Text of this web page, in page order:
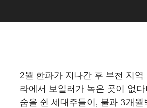
2월 한파가 지나간 후 부천 지역
라에서 보일러가 녹은 곳이 없
숨을 쉰 세대주들이, 불과 3개월